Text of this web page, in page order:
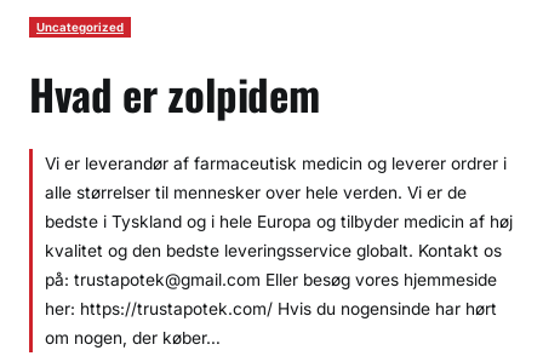
Uncategorized
Hvad er zolpidem
Vi er leverandør af farmaceutisk medicin og leverer ordrer i
alle størrelser til mennesker over hele verden. Vi er de
bedste i Tyskland og i hele Europa og tilbyder medicin af høj
kvalitet og den bedste leveringsservice globalt. Kontakt os
på: trustapotek@gmail.com Eller besøg vores hjemmeside
her: https://trustapotek.com/ Hvis du nogensinde har hørt
om nogen, der køber…